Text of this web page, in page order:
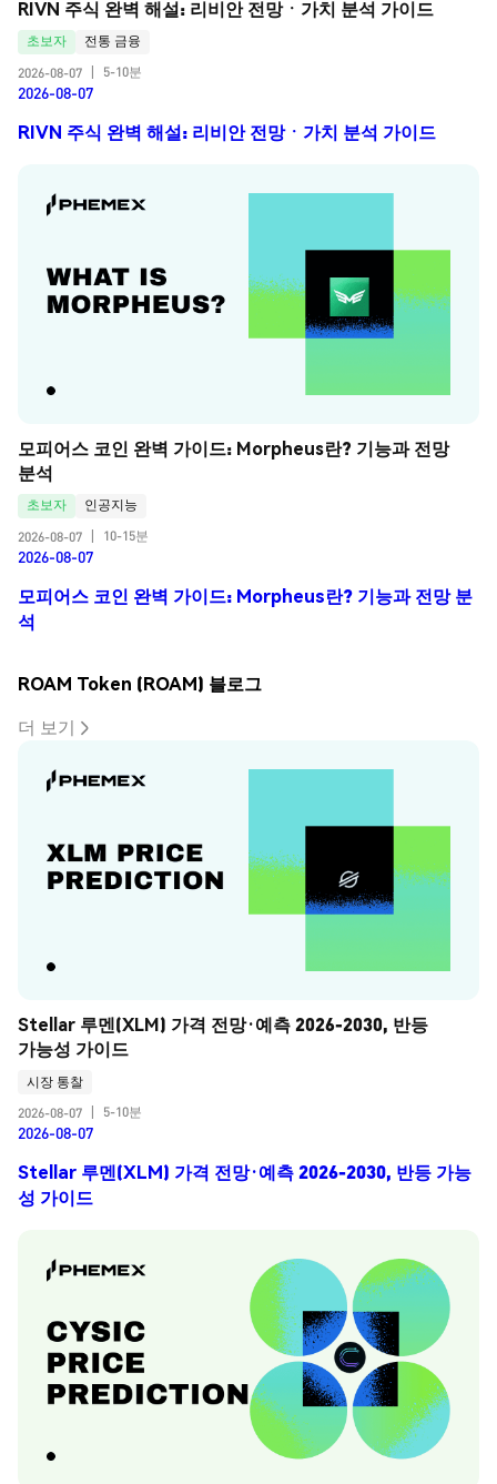
RIVN 주식 완벽 해설: 리비안 전망ㆍ가치 분석 가이드
초보자
전통 금융
2026-08-07
5-10분
2026-08-07
RIVN 주식 완벽 해설: 리비안 전망ㆍ가치 분석 가이드
모피어스 코인 완벽 가이드: Morpheus란? 기능과 전망
분석
초보자
인공지능
2026-08-07
10-15분
2026-08-07
모피어스 코인 완벽 가이드: Morpheus란? 기능과 전망 분
석
ROAM Token (ROAM) 블로그
더 보기
Stellar 루멘(XLM) 가격 전망·예측 2026-2030, 반등
가능성 가이드
시장 통찰
2026-08-07
5-10분
2026-08-07
Stellar 루멘(XLM) 가격 전망·예측 2026-2030, 반등 가능
성 가이드